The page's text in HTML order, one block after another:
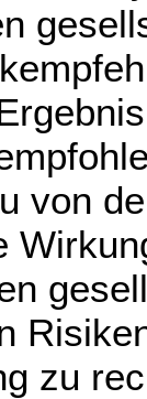
von
zu